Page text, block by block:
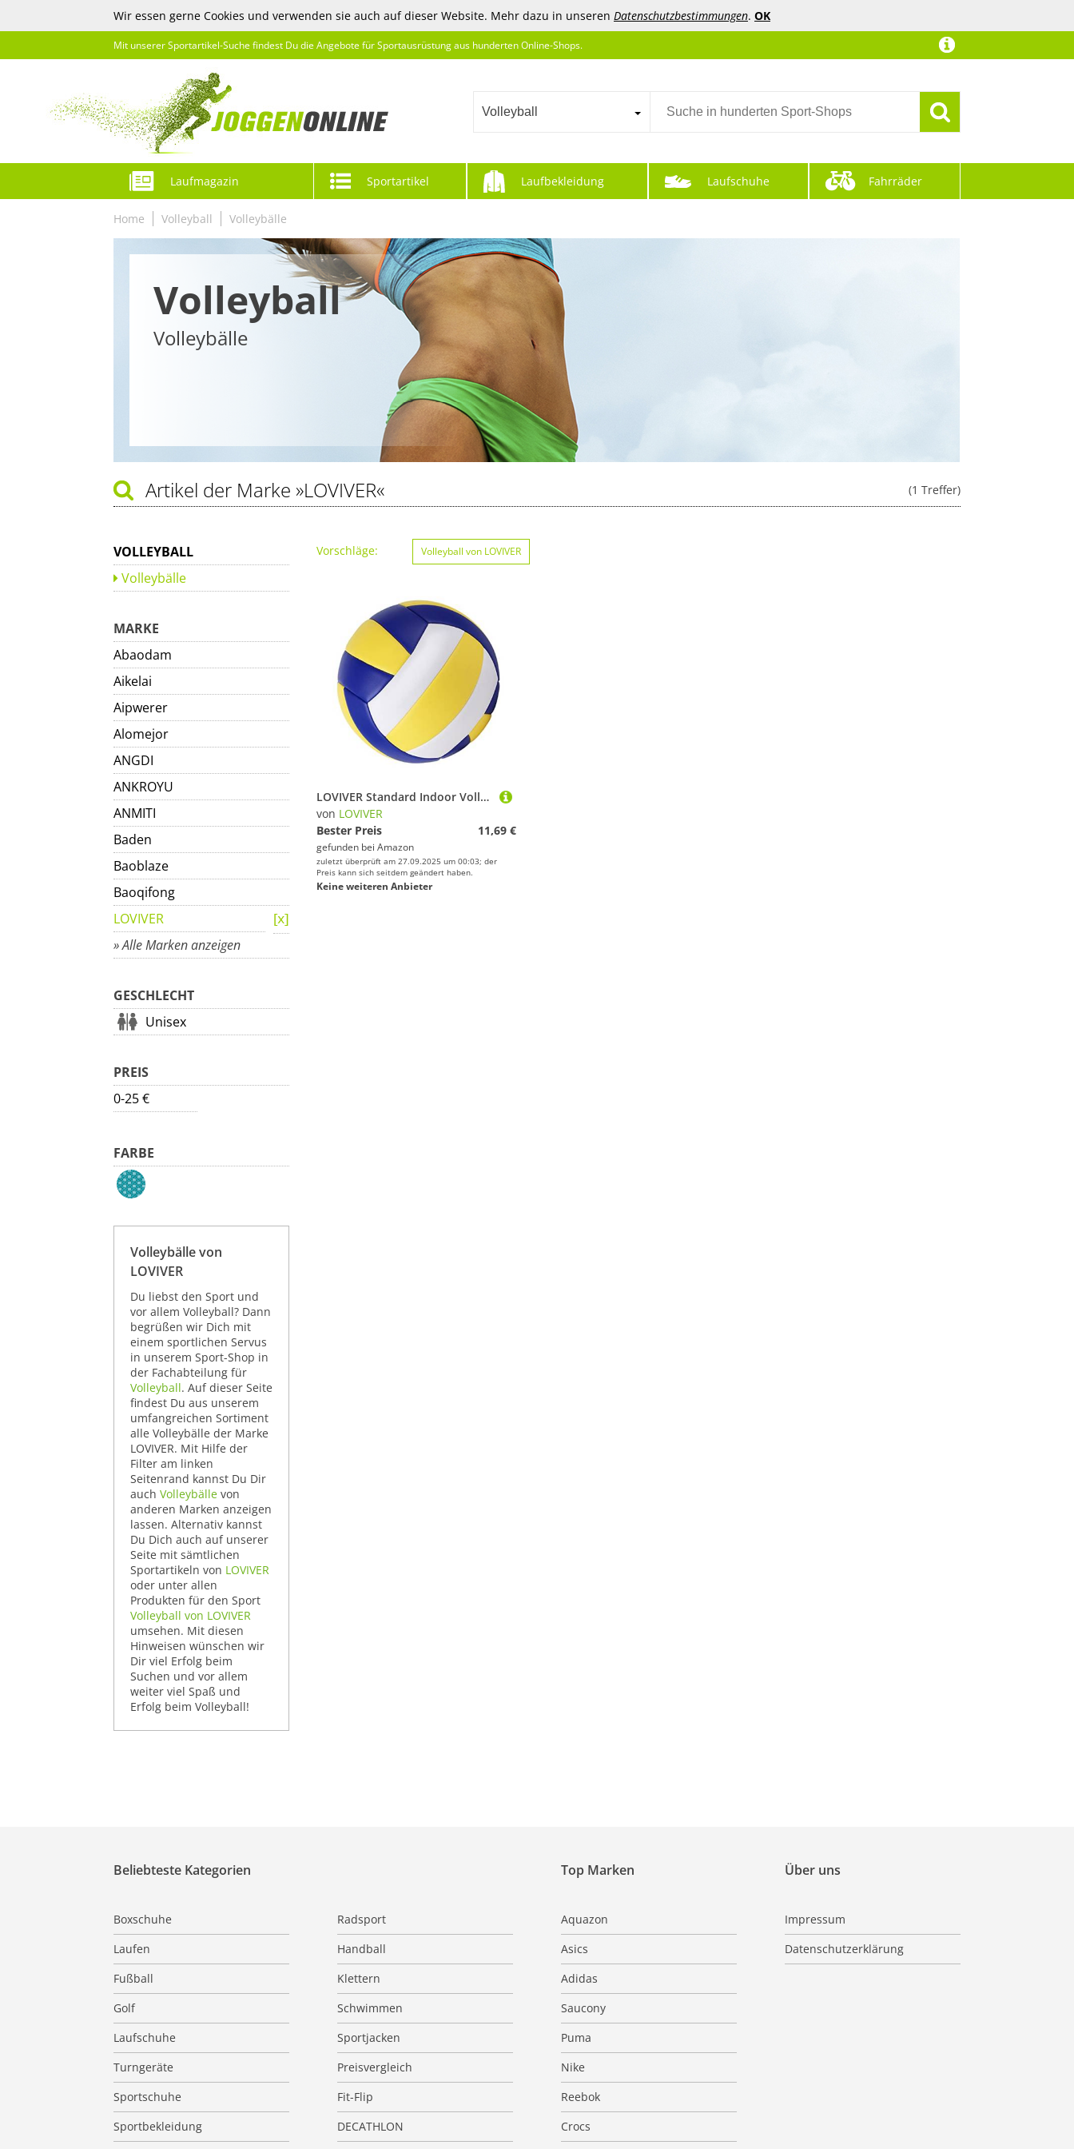
Wir essen gerne Cookies und verwenden sie auch auf dieser Website. Mehr dazu in unseren Datenschutzbestimmungen. OK
Mit unserer Sportartikel-Suche findest Du die Angebote für Sportausrüstung aus hunderten Online-Shops.
Volleyball
Laufmagazin Sportartikel Laufbekleidung Laufschuhe Fahrräder
Home Volleyball Volleybälle
Volleyball
Volleybälle
(1 Treffer)
Artikel der Marke »LOVIVER«
VOLLEYBALL
Volleybälle
MARKE
Abaodam
Aikelai
Aipwerer
Alomejor
ANGDI
ANKROYU
ANMITI
Baden
Baoblaze
Baoqifong
LOVIVER
» Alle Marken anzeigen
GESCHLECHT
Unisex
PREIS
0-25 €
FARBE
Volleybälle von
LOVIVER
Du liebst den Sport und
vor allem Volleyball? Dann
begrüßen wir Dich mit
einem sportlichen Servus
in unserem Sport-Shop in
der Fachabteilung für
Volleyball. Auf dieser Seite
findest Du aus unserem
umfangreichen Sortiment
alle Volleybälle der Marke
LOVIVER. Mit Hilfe der
Filter am linken
Seitenrand kannst Du Dir
auch Volleybälle von
anderen Marken anzeigen
lassen. Alternativ kannst
Du Dich auch auf unserer
Seite mit sämtlichen
Sportartikeln von LOVIVER
oder unter allen
Produkten für den Sport
Volleyball von LOVIVER
umsehen. Mit diesen
Hinweisen wünschen wir
Dir viel Erfolg beim
Suchen und vor allem
weiter viel Spaß und
Erfolg beim Volleyball!
Vorschläge: Volleyball von LOVIVER
LOVIVER Standard Indoor Volleyball Outdoor Ball für Kinder Teenager, Blau Gelb
von LOVIVER
Bester Preis
11,69 €
gefunden bei Amazon
zuletzt überprüft am 27.09.2025 um 00:03; der
Preis kann sich seitdem geändert haben.
Keine weiteren Anbieter
Über uns
Impressum
Datenschutzerklärung
Beliebteste Kategorien
Boxschuhe
Radsport
Laufen
Handball
Fußball
Klettern
Golf
Schwimmen
Laufschuhe
Sportjacken
Turngeräte
Preisvergleich
Sportschuhe
Fit-Flip
Sportbekleidung
DECATHLON
Top Marken
Aquazon
Asics
Adidas
Saucony
Puma
Nike
Reebok
Crocs